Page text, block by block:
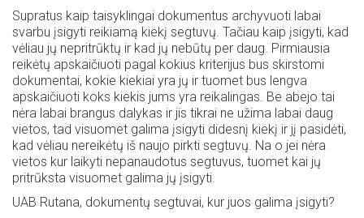
Supratus kaip taisyklingai dokumentus archyvuoti labai
svarbu įsigyti reikiamą kiekį segtuvų. Tačiau kaip įsigyti, kad
vėliau jų nepritrūktų ir kad jų nebūtų per daug. Pirmiausia
reikėtų apskaičiuoti pagal kokius kriterijus bus skirstomi
dokumentai, kokie kiekiai yra jų ir tuomet bus lengva
apskaičiuoti koks kiekis jums yra reikalingas. Be abejo tai
nėra labai brangus dalykas ir jis tikrai ne užima labai daug
vietos, tad visuomet galima įsigyti didesnį kiekį ir jį pasidėti,
kad vėliau nereikėtų iš naujo pirkti segtuvų. Na o jei nėra
vietos kur laikyti nepanaudotus segtuvus, tuomet kai jų
pritrūksta visuomet galima jų įsigyti.
UAB Rutana, dokumentų segtuvai, kur juos galima įsigyti?